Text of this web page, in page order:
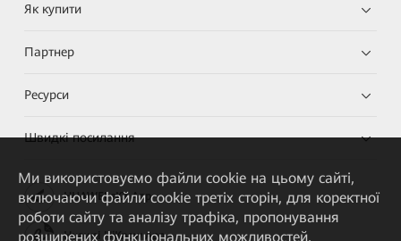
Як купити
Партнер
Ресурси
Швидкі посилання
HUAWEI eKit App
Huawei HiKnow App
Ми використовуємо файли cookie на цьому сайті,
включаючи файли cookie третіх сторін, для коректної
роботи сайту та аналізу трафіка, пропонування
розширених функціональних можливостей,